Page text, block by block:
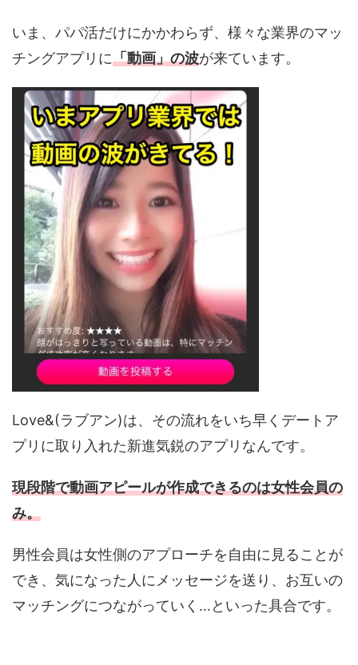
いま、パパ活だけにかかわらず、 様々な業界のマッ
チングアプリに「動画」の波が来ています。
Love&(ラブアン)は、その流れをいち早くデートア
プリに取り入れた新進気鋭のアプリなんです。
現段階で動画アピールが作成できるのは女性会員の
み。
男性会員は女性側のアプローチを自由に見ることが
でき、気になった人にメッセージを送り、お互いの
マッチングにつながっていく…といった具合です。